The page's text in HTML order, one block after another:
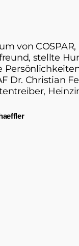
von COSPAR,
stellte
Dr. Christian